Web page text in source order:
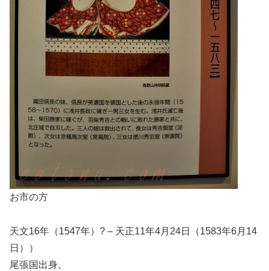
お市の方
天文16年（1547年）? – 天正11年4月24日（1583年6月14
日））
尾張国出身。